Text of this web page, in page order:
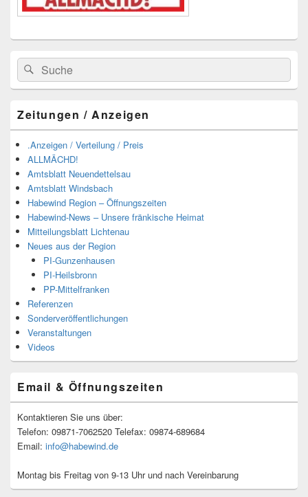
Suchen
nach:
Suchen
Zeitungen / Anzeigen
.Anzeigen / Verteilung / Preis
ALLMÄCHD!
Amtsblatt Neuendettelsau
Amtsblatt Windsbach
Habewind Region – Öffnungszeiten
Habewind-News – Unsere fränkische Heimat
Mitteilungsblatt Lichtenau
Neues aus der Region
PI-Gunzenhausen
PI-Heilsbronn
PP-Mittelfranken
Referenzen
Sonderveröffentlichungen
Veranstaltungen
Videos
Email & Öffnungszeiten
Kontaktieren Sie uns über:
Telefon: 09871-7062520 Telefax: 09874-689684
Email: info@habewind.de
Montag bis Freitag von 9-13 Uhr und nach Vereinbarung